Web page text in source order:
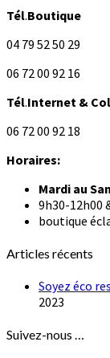
Tél.Boutique
04 79 52 50 29
06 72 00 92 16
Tél.Internet &
06 72 00 92 18
Horaires:
Mardi au
9h30-12h00
boutique
Articles récents
Soyez éco
2023
Suivez-nous …